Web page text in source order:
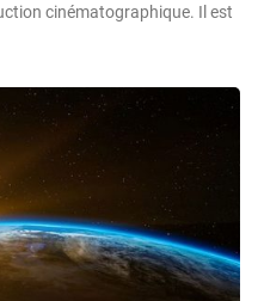
cinématographique. Il est